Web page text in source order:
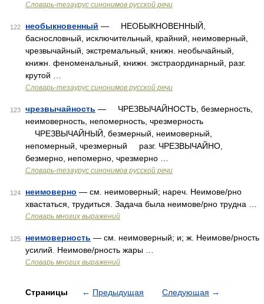
Словарь-тезаурус синонимов русской речи
122 необыкновенный — НЕОБЫКНОВЕННЫЙ,
баснословный, исключительный, крайний, неимоверный,
чрезвычайный, экстремальный, книжн. необычайный,
книжн. феноменальный, книжн. экстраординарный, разг.
крутой …
Словарь-тезаурус синонимов русской речи
123 чрезвычайность — ЧРЕЗВЫЧАЙНОСТЬ, безмерность,
неимоверность, непомерность, чрезмерность
ЧРЕЗВЫЧАЙНЫЙ, безмерный, неимоверный,
непомерный, чрезмерный разг. ЧРЕЗВЫЧАЙНО,
безмерно, непомерно, чрезмерно …
Словарь-тезаурус синонимов русской речи
124 неимоверно — см. неимоверный; нареч. Неимове/рно
хвастаться, трудиться. Задача была неимове/рно трудна …
Словарь многих выражений
125 неимоверность — см. неимоверный; и; ж. Неимове/рность
усилий. Неимове/рность жары …
Словарь многих выражений
Страницы ← Предыдущая Следующая →